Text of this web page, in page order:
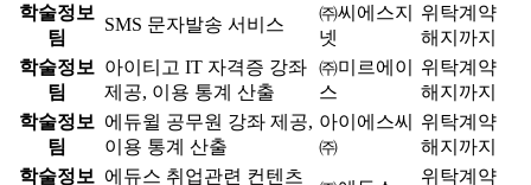
학술정보
팀
SMS 문자발송 서비스
㈜씨에스지
넷
위탁계약
해지까지
학술정보
팀
아이티고 IT 자격증 강좌
제공, 이용 통계 산출
㈜미르에이
스
위탁계약
해지까지
학술정보
팀
에듀윌 공무원 강좌 제공,
이용 통계 산출
아이에스씨
㈜
위탁계약
해지까지
학술정보 에듀스 취업관련 컨텐츠
위탁계약